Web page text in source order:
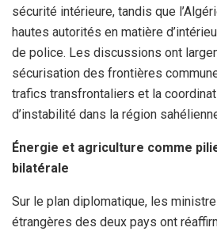
sécurité intérieure, tandis que
hautes autorités en matière
de police. Les discussions ont
sécurisation des frontières
trafics transfrontaliers et la
d’instabilité dans la région
Énergie et agriculture comme
bilatérale
Sur le plan diplomatique, les
étrangères des deux pays ont